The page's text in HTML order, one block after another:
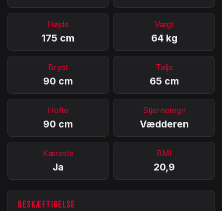
Højde
175 cm
Vægt
64 kg
Bryst
90 cm
Talje
65 cm
Hofte
90 cm
Stjernetegn
Vædderen
Kæreste
Ja
BMI
20,9
BESKÆFTIGELSE